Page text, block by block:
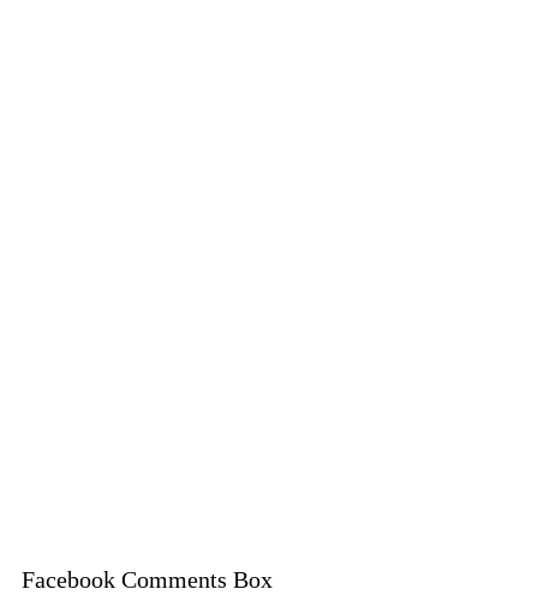
Facebook Comments Box